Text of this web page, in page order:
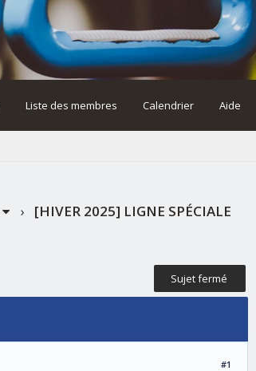
Liste des membres Calendrier Aide
› [HIVER 2025] LIGNE SPÉCIALE
Sujet fermé
#1